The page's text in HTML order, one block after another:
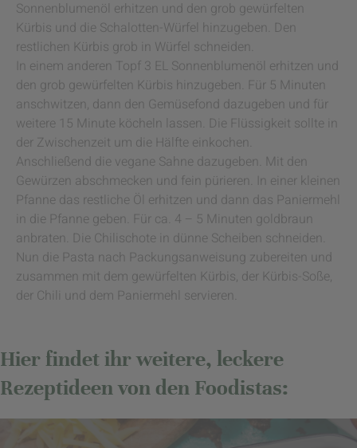
Sonnenblumenöl erhitzen und den grob gewürfelten
Kürbis und die Schalotten-Würfel hinzugeben. Den
restlichen Kürbis grob in Würfel schneiden.
In einem anderen Topf 3 EL Sonnenblumenöl erhitzen und
den grob gewürfelten Kürbis hinzugeben. Für 5 Minuten
anschwitzen, dann den Gemüsefond dazugeben und für
weitere 15 Minute köcheln lassen. Die Flüssigkeit sollte in
der Zwischenzeit um die Hälfte einkochen.
Anschließend die vegane Sahne dazugeben. Mit den
Gewürzen abschmecken und fein pürieren. In einer kleinen
Pfanne das restliche Öl erhitzen und dann das Paniermehl
in die Pfanne geben. Für ca. 4 – 5 Minuten goldbraun
anbraten. Die Chilischote in dünne Scheiben schneiden.
Nun die Pasta nach Packungsanweisung zubereiten und
zusammen mit dem gewürfelten Kürbis, der Kürbis-Soße,
der Chili und dem Paniermehl servieren.
Hier findet ihr weitere, leckere
Rezeptideen von den Foodistas: